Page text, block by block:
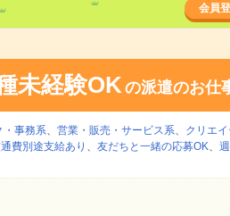
会員
未経験OKの派遣のお仕
・事務系、 営業・販売・サービス系、 クリエ
費別途支給あり 、 友だちと一緒の応募OK、